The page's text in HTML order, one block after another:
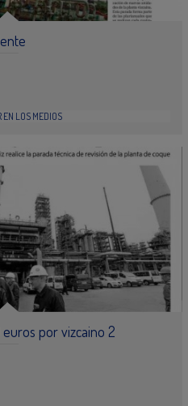
EN LOS MEDIOS
por vizcaino 2